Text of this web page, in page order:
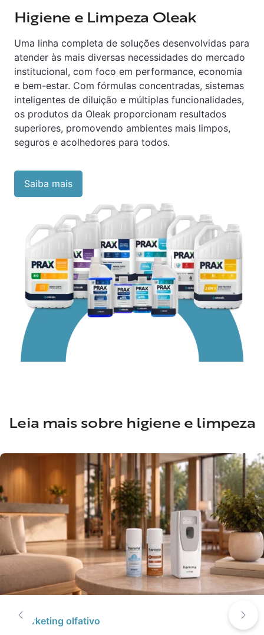
Higiene e Limpeza Oleak
Uma linha completa de soluções desenvolvidas para
atender às mais diversas necessidades do mercado
institucional, com foco em performance, economia
e bem-estar. Com fórmulas concentradas, sistemas
inteligentes de diluição e múltiplas funcionalidades,
os produtos da Oleak proporcionam resultados
superiores, promovendo ambientes mais limpos,
seguros e acolhedores para todos.
Saiba mais
Leia mais sobre higiene e limpeza
Marketing olfativo